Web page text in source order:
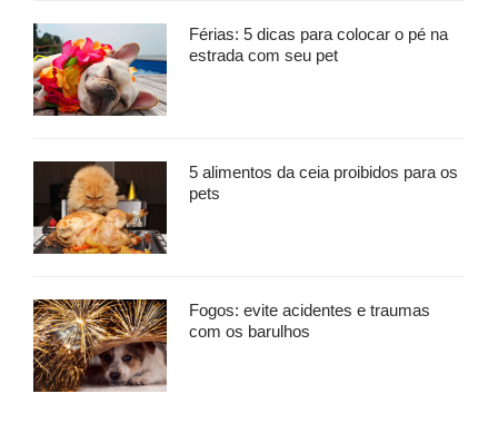
Férias: 5 dicas para colocar o pé na
estrada com seu pet
5 alimentos da ceia proibidos para os
pets
Fogos: evite acidentes e traumas
com os barulhos